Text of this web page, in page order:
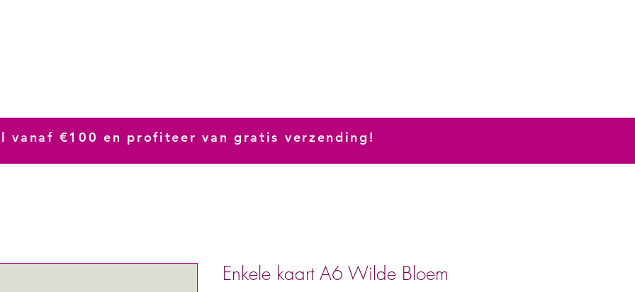
vanaf €100 en profiteer van gratis verzending!
Enkele kaart A6 Wilde Bloem